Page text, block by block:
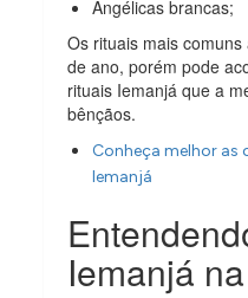
Angélicas brancas;
Os rituais mais
de ano, porém pode
rituais Iemanjá que a
bênçãos.
Conheça melhor
Iemanjá
Iemanjá